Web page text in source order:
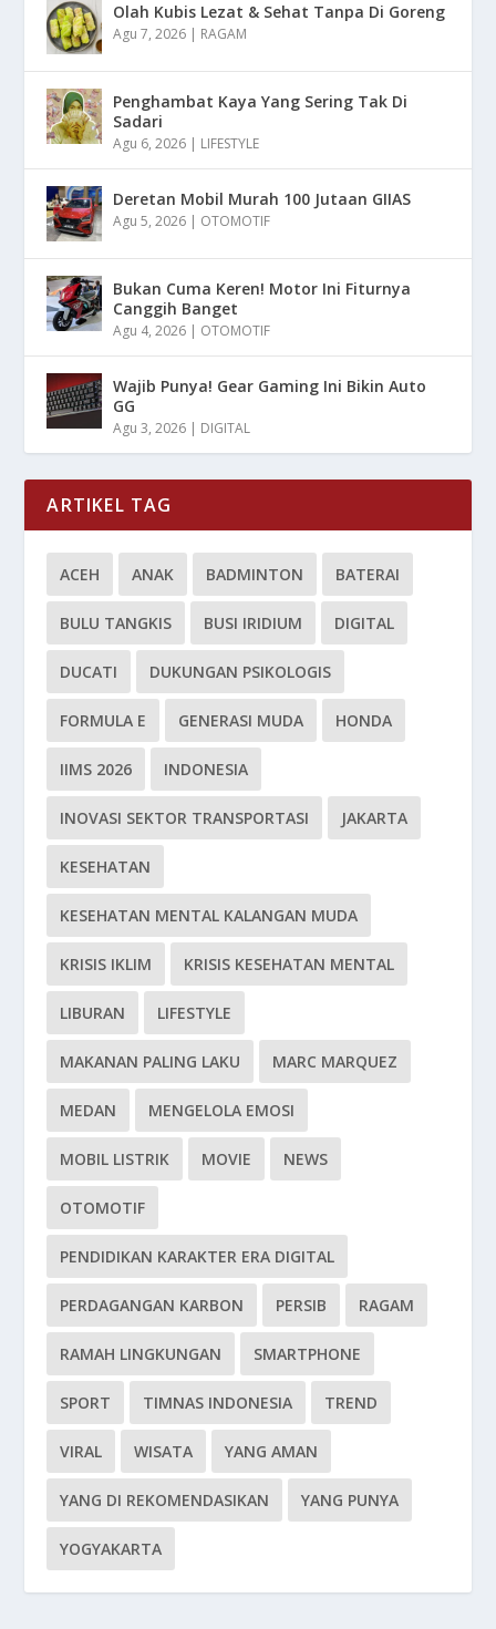
Olah Kubis Lezat & Sehat Tanpa Di Goreng
Agu 7, 2026 | RAGAM
Penghambat Kaya Yang Sering Tak Di
Sadari
Agu 6, 2026 | LIFESTYLE
Deretan Mobil Murah 100 Jutaan GIIAS
Agu 5, 2026 | OTOMOTIF
Bukan Cuma Keren! Motor Ini Fiturnya
Canggih Banget
Agu 4, 2026 | OTOMOTIF
Wajib Punya! Gear Gaming Ini Bikin Auto
GG
Agu 3, 2026 | DIGITAL
ARTIKEL TAG
ACEH ANAK BADMINTON BATERAI
BULU TANGKIS BUSI IRIDIUM DIGITAL
DUCATI DUKUNGAN PSIKOLOGIS
FORMULA E GENERASI MUDA HONDA
IIMS 2026 INDONESIA
INOVASI SEKTOR TRANSPORTASI JAKARTA
KESEHATAN
KESEHATAN MENTAL KALANGAN MUDA
KRISIS IKLIM KRISIS KESEHATAN MENTAL
LIBURAN LIFESTYLE
MAKANAN PALING LAKU MARC MARQUEZ
MEDAN MENGELOLA EMOSI
MOBIL LISTRIK MOVIE NEWS
OTOMOTIF
PENDIDIKAN KARAKTER ERA DIGITAL
PERDAGANGAN KARBON PERSIB RAGAM
RAMAH LINGKUNGAN SMARTPHONE
SPORT TIMNAS INDONESIA TREND
VIRAL WISATA YANG AMAN
YANG DI REKOMENDASIKAN YANG PUNYA
YOGYAKARTA